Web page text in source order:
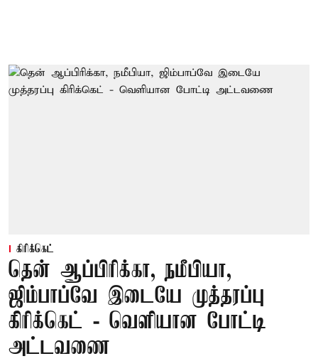
கிரிக்கெட்
தென் ஆப்பிரிக்கா, நமீபியா,
ஜிம்பாப்வே இடையே முத்தரப்பு
கிரிக்கெட் - வெளியான போட்டி
அட்டவணை